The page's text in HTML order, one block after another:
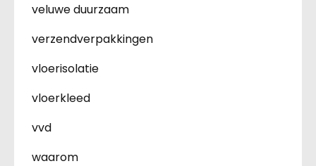
veluwe duurzaam
verzendverpakkingen
vloerisolatie
vloerkleed
vvd
waarom